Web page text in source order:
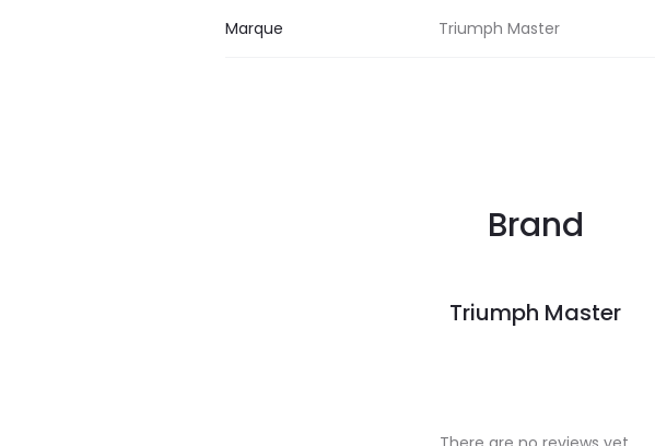
Marque Triumph Master
Brand
Triumph Master